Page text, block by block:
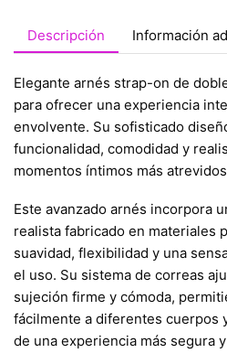
Descripción Información
Elegante arnés strap-on de
para ofrecer una experiencia
envolvente. Su sofisticado
funcionalidad, comodidad y
momentos íntimos más
Este avanzado arnés incorpora
realista fabricado en materiales
suavidad, flexibilidad y una
el uso. Su sistema de correas
sujeción firme y cómoda,
fácilmente a diferentes cuerpos
de una experiencia más segura